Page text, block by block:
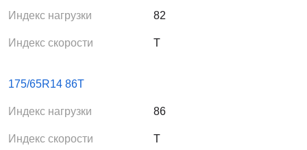
Индекс нагрузки 82
Индекс скорости T
175/65R14 86T
Индекс нагрузки 86
Индекс скорости T